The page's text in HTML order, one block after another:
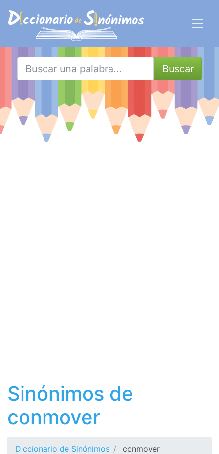
Buscar
Sinónimos de
conmover
Diccionario de Sinónimos conmover